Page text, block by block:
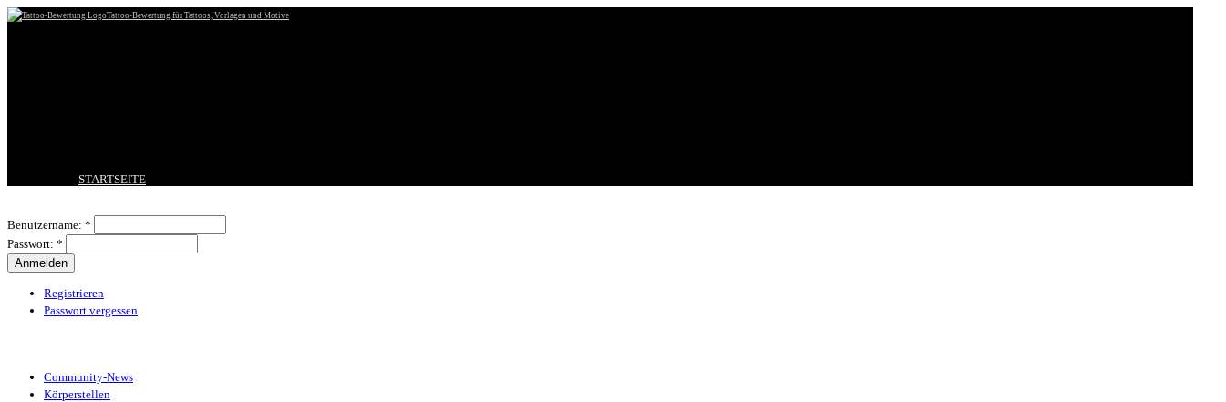
Tattoo-Bewertung für Tattoos, Vorlagen und Motive
STARTSEITE
BESTE TATTOOS
NEUESTE TATTOOS
Benutzername: *
Passwort: *
Registrieren
Passwort vergessen
Community-News
Körperstellen